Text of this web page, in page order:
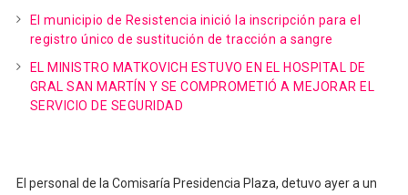
El municipio de Resistencia inició la inscripción para el
registro único de sustitución de tracción a sangre
EL MINISTRO MATKOVICH ESTUVO EN EL HOSPITAL DE
GRAL SAN MARTÍN Y SE COMPROMETIÓ A MEJORAR EL
SERVICIO DE SEGURIDAD
El personal de la Comisaría Presidencia Plaza, detuvo ayer a un